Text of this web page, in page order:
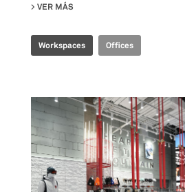
VER MÁS
Workspaces Offices